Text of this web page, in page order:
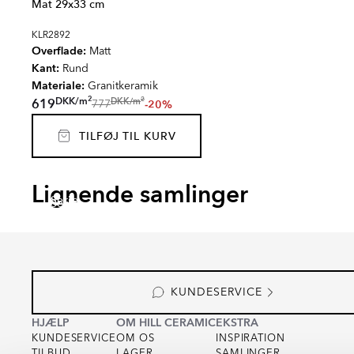
Mat 29x33 cm
KLR2892
Overflade: Matt
Kant: Rund
Materiale: Granitkeramik
619DKK/m2777DKK/m2-20%
TILFØJ TIL KURV
Lignende samlinger
Serie
ROSENDAL
Serie
KUNDESERVICE
HJÆLP
KUNDESERVICE
OM HILL CERAMIC
OM OS
EKSTRA
INSPIRATION